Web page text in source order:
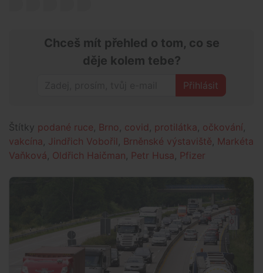
Chceš mít přehled o tom, co se
děje kolem tebe?
Přihlásit
Štítky podané ruce, Brno , covid , protilátka, očkování,
vakcína, Jindřich Vobořil , Brněnské výstaviště, Markéta
Vaňková, Oldřich Haičman, Petr Husa, Pfizer